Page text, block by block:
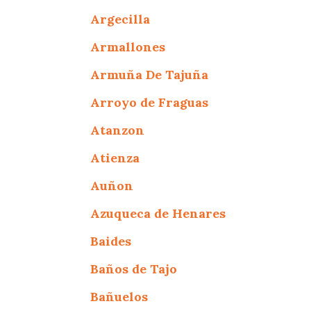
Argecilla
Armallones
Armuña De Tajuña
Arroyo de Fraguas
Atanzon
Atienza
Auñon
Azuqueca de Henares
Baides
Baños de Tajo
Bañuelos